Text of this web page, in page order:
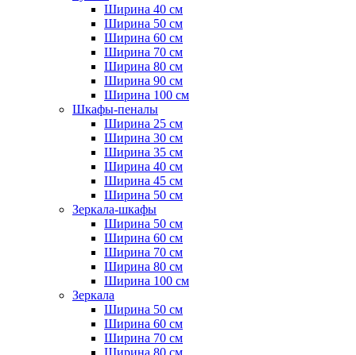
Ширина 40 см
Ширина 50 см
Ширина 60 см
Ширина 70 см
Ширина 80 см
Ширина 90 см
Ширина 100 см
Шкафы-пеналы
Ширина 25 см
Ширина 30 см
Ширина 35 см
Ширина 40 см
Ширина 45 см
Ширина 50 см
Зеркала-шкафы
Ширина 50 см
Ширина 60 см
Ширина 70 см
Ширина 80 см
Ширина 100 см
Зеркала
Ширина 50 см
Ширина 60 см
Ширина 70 см
Ширина 80 см